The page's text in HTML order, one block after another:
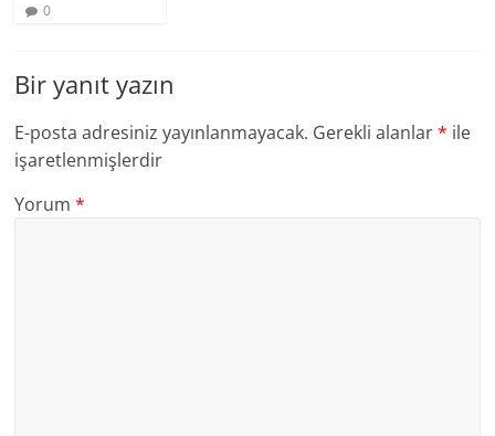
0
Bir yanıt yazın
E-posta adresiniz yayınlanmayacak. Gerekli alanlar* ile
işaretlenmişlerdir
Yorum*